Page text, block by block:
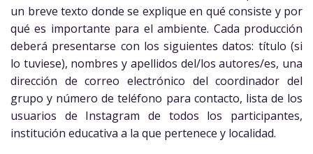
un breve texto donde se explique en qué consiste y por
qué es importante para el ambiente. Cada producción
deberá presentarse con los siguientes datos: título (si
lo tuviese), nombres y apellidos del/los autores/es, una
dirección de correo electrónico del coordinador del
grupo y número de teléfono para contacto, lista de los
usuarios de Instagram de todos los participantes,
institución educativa a la que pertenece y localidad.